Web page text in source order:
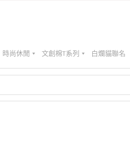
時尚休閒 文創棉T系列 白爛貓聯名